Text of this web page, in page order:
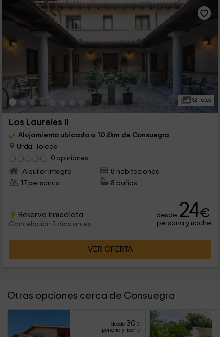
32 Fotos
Los Laureles II
Alojamiento ubicado a 10.8km de Consuegra
Urda, Toledo
0 opiniones
Alquiler íntegro
8 habitaciones
17 personas
8 baños
Reserva inmediata
Cancelación 7 días antes
desde 24€
persona y noche
VER OFERTA
Otras opciones cerca de Consuegra
desde 30€
persona y noche